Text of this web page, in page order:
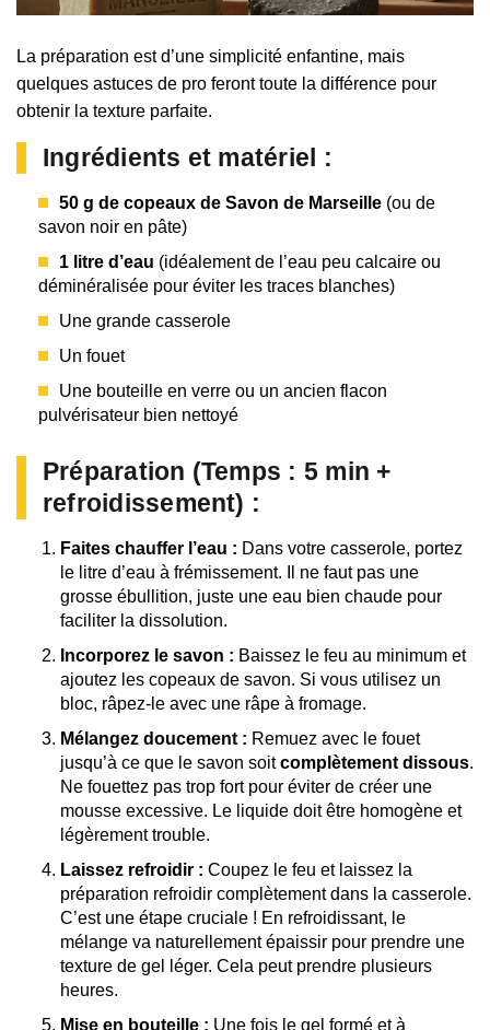
La préparation est d’une simplicité enfantine, mais
quelques astuces de pro feront toute la différence pour
obtenir la texture parfaite.
Ingrédients et matériel :
50 g de copeaux de Savon de Marseille (ou de
savon noir en pâte)
1 litre d’eau (idéalement de l’eau peu calcaire ou
déminéralisée pour éviter les traces blanches)
Une grande casserole
Un fouet
Une bouteille en verre ou un ancien flacon
pulvérisateur bien nettoyé
Préparation (Temps : 5 min +
refroidissement) :
Faites chauffer l’eau : Dans votre casserole, portez
le litre d’eau à frémissement. Il ne faut pas une
grosse ébullition, juste une eau bien chaude pour
faciliter la dissolution.
Incorporez le savon : Baissez le feu au minimum et
ajoutez les copeaux de savon. Si vous utilisez un
bloc, râpez-le avec une râpe à fromage.
Mélangez doucement : Remuez avec le fouet
jusqu’à ce que le savon soitcomplètement dissous.
Ne fouettez pas trop fort pour éviter de créer une
mousse excessive. Le liquide doit être homogène et
légèrement trouble.
Laissez refroidir : Coupez le feu et laissez la
préparation refroidir complètement dans la casserole.
C’est une étape cruciale ! En refroidissant, le
mélange va naturellement épaissir pour prendre une
texture de gel léger. Cela peut prendre plusieurs
heures.
Mise en bouteille : Une fois le gel formé et à